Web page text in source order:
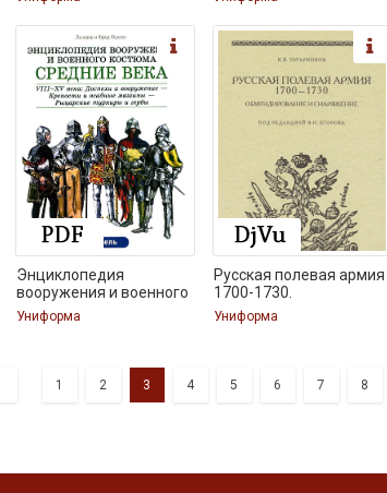
Энциклопедия
вооружения и военного
Униформа
Русская полевая армия
1700-1730.
Униформа
1 2 3 4 5 6 7 8